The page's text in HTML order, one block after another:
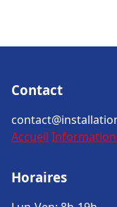
Contact
Accueil
Horaires